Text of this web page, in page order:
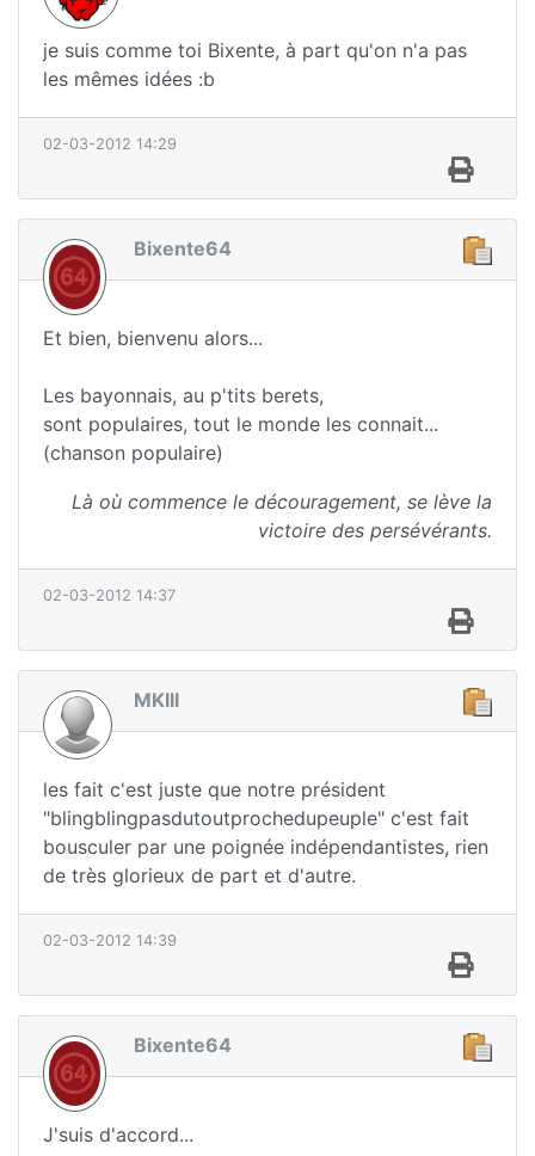
je suis comme toi Bixente, à part qu'on n'a pas
les mêmes idées :b
02-03-2012 14:29
Bixente64
Et bien, bienvenu alors...
Les bayonnais, au p'tits berets,
sont populaires, tout le monde les connait...
(chanson populaire)
Là où commence le découragement, se lève la
victoire des persévérants.
02-03-2012 14:37
MKIII
les fait c'est juste que notre président
"blingblingpasdutoutprochedupeuple" c'est fait
bousculer par une poignée indépendantistes, rien
de très glorieux de part et d'autre.
02-03-2012 14:39
Bixente64
J'suis d'accord...